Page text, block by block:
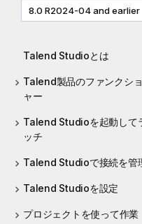
8.0 R2024-04 and earlier
Talend Studioとは
Talend製品のファンクシ
ャー
Talend Studioを起動して
ッチ
Talend Studioで接続を管
Talend Studioを設定
プロジェクトを使って作業